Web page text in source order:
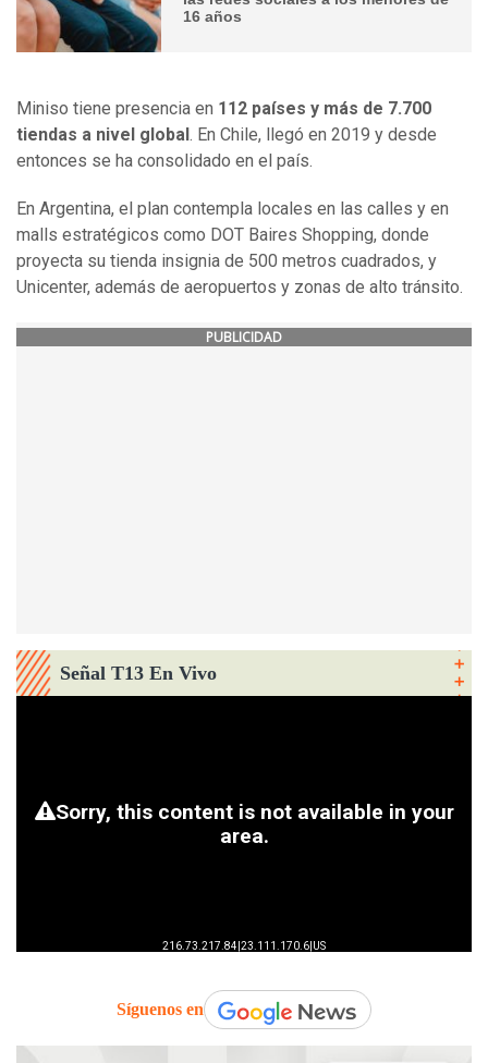
16 años
Miniso tiene presencia en 112 países y más de 7.700
tiendas a nivel global . En Chile, llegó en 2019 y desde
entonces se ha consolidado en el país.
En Argentina, el plan contempla locales en las calles y en
malls estratégicos como DOT Baires Shopping, donde
proyecta su tienda insignia de 500 metros cuadrados, y
Unicenter, además de aeropuertos y zonas de alto tránsito.
PUBLICIDAD
Señal T13 En Vivo
Síguenos en